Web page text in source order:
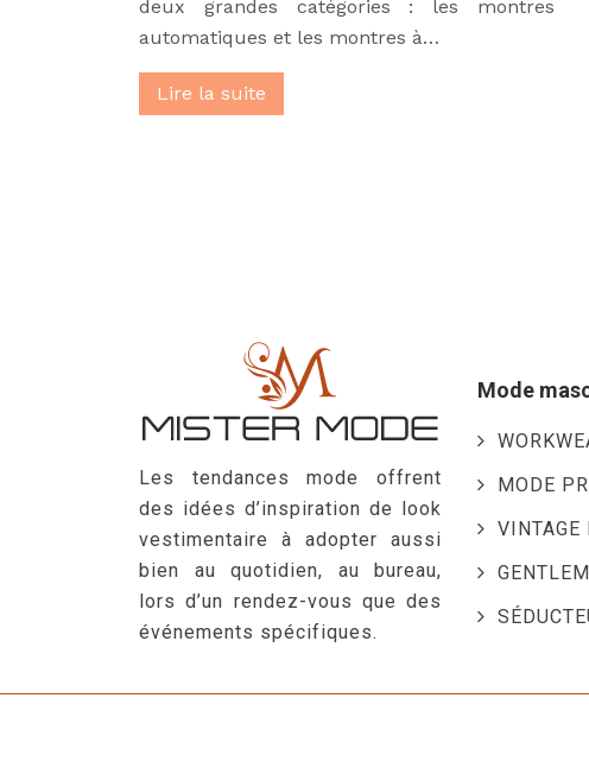
deux grandes catégories : les montres
automatiques et les montres à…
Lire la suite
Les tendances mode offrent
des idées d’inspiration de look
vestimentaire à adopter aussi
bien au quotidien, au bureau,
lors d’un rendez-vous que des
événements spécifiques.
Mode
MODE
VINTAGE